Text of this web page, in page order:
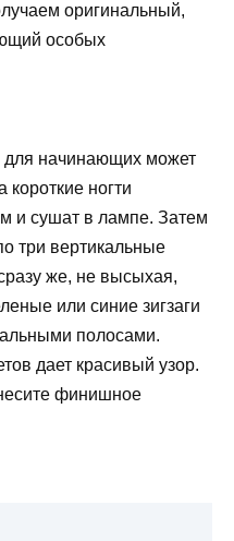
оригинальный,
особых
для начинающих может
ногти
и сушат в лампе. Затем
три вертикальные
же, не высыхая,
или синие зигзаги
полосами.
дает красивый узор.
финишное